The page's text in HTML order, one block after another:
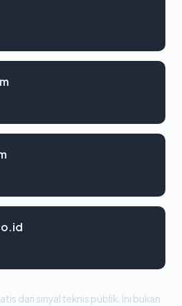
dari sinyal teknis publik. Ini bukan